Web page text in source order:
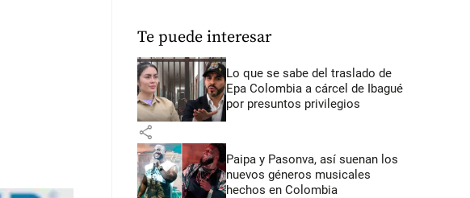
Te puede interesar
Lo que se sabe del traslado de
Epa Colombia a cárcel de Ibagué
por presuntos privilegios
share
Paipa y Pasonva, así suenan los
nuevos géneros musicales
hechos en Colombia